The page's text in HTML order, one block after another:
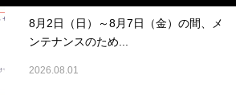
8月2日（日）～8月7日（金）の間、メ
ンテナンスのため...
2026.08.01